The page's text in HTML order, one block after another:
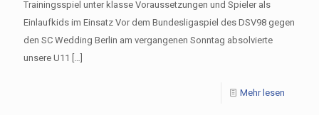
Trainingsspiel unter klasse Voraussetzungen und Spieler als
Einlaufkids im Einsatz Vor dem Bundesligaspiel des DSV98 gegen
den SC Wedding Berlin am vergangenen Sonntag absolvierte
unsere U11 […]
Mehr lesen